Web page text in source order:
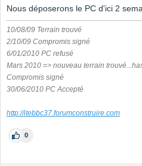
Nous déposerons le PC d'ici 2
10/08/09 Terrain trouvé
2/10/09 Compromis signé
6/01/2010 PC refusé
Mars 2010 => nouveau terrain
Compromis signé
30/06/2010 PC Accepté
http://itebbc37.forumconstruire.com
0